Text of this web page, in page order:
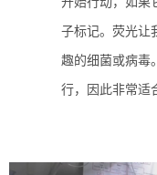
子标记。荧光让
趣的细菌或病毒
行，因此非常适